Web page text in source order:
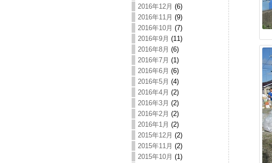
2016年12月 (6)
2016年11月 (9)
2016年10月 (7)
2016年9月 (11)
2016年8月 (6)
2016年7月 (1)
2016年6月 (6)
2016年5月 (4)
2016年4月 (2)
2016年3月 (2)
2016年2月 (2)
2016年1月 (2)
2015年12月 (2)
2015年11月 (2)
2015年10月 (1)